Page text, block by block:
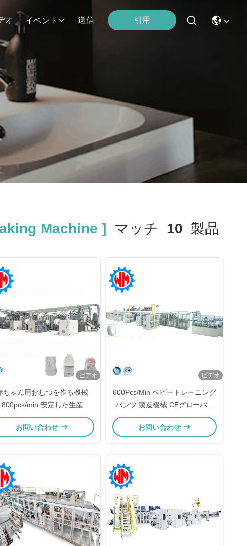
オ イベント 送信 引用
Machine ] マッチ 10 製品
ビデオ
ちゃん用おむつを作る機械
800pcs/min 安定した生産
お問い合わせ
ビデオ
600Pcs/Min ベビートレーニング
パンツ 製造機械 CEグローバル
輸出
お問い合わせ